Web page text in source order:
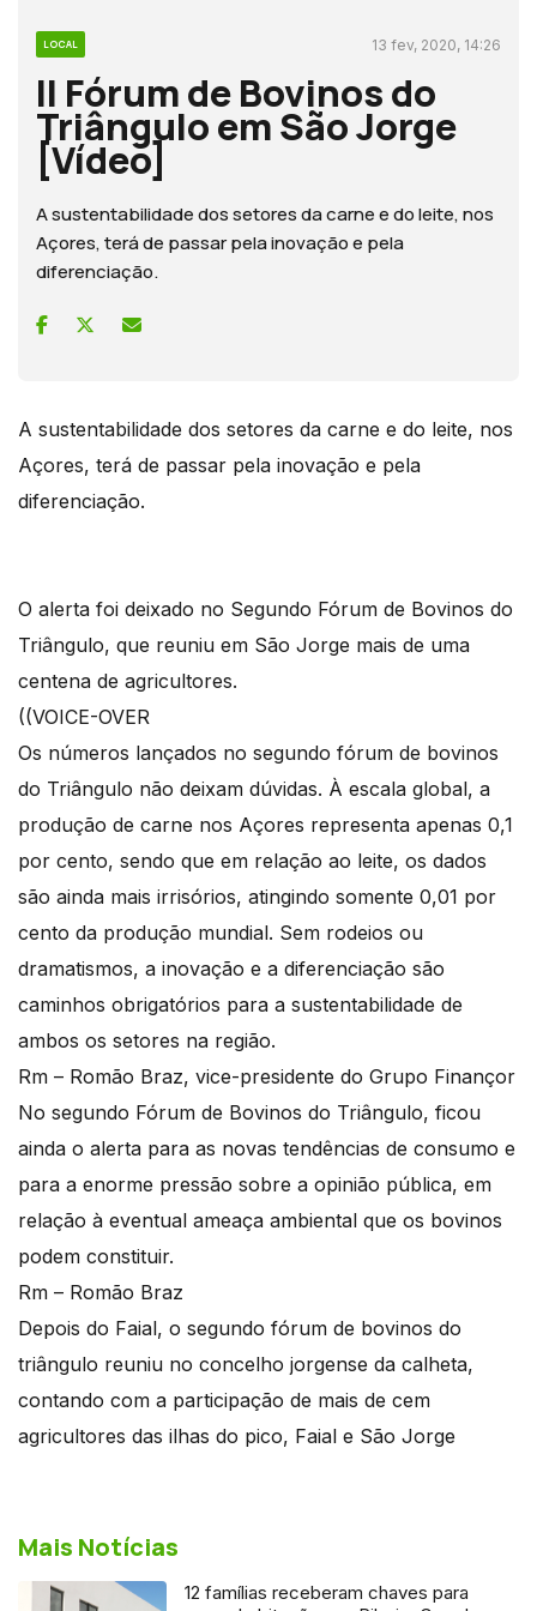
LOCAL 13 fev, 2020, 14:26
II Fórum de Bovinos do
Triângulo em São Jorge
[Vídeo]
A sustentabilidade dos setores da carne e do leite, nos
Açores, terá de passar pela inovação e pela
diferenciação.
A sustentabilidade dos setores da carne e do leite, nos
Açores, terá de passar pela inovação e pela
diferenciação.
O alerta foi deixado no Segundo Fórum de Bovinos do
Triângulo, que reuniu em São Jorge mais de uma
centena de agricultores.
((VOICE-OVER
Os números lançados no segundo fórum de bovinos
do Triângulo não deixam dúvidas. À escala global, a
produção de carne nos Açores representa apenas 0,1
por cento, sendo que em relação ao leite, os dados
são ainda mais irrisórios, atingindo somente 0,01 por
cento da produção mundial. Sem rodeios ou
dramatismos, a inovação e a diferenciação são
caminhos obrigatórios para a sustentabilidade de
ambos os setores na região.
Rm – Romão Braz, vice-presidente do Grupo Finançor
No segundo Fórum de Bovinos do Triângulo, ficou
ainda o alerta para as novas tendências de consumo e
para a enorme pressão sobre a opinião pública, em
relação à eventual ameaça ambiental que os bovinos
podem constituir.
Rm – Romão Braz
Depois do Faial, o segundo fórum de bovinos do
triângulo reuniu no concelho jorgense da calheta,
contando com a participação de mais de cem
agricultores das ilhas do pico, Faial e São Jorge
Mais Notícias
12 famílias receberam chaves para